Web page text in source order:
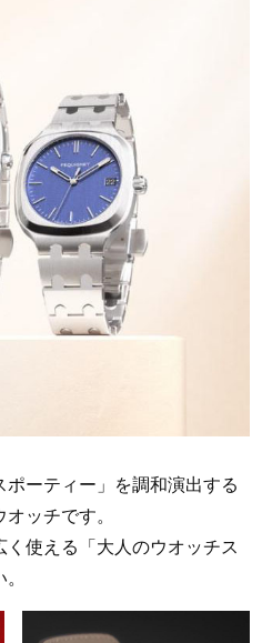
ポーティー」を調和演出する
ッチです。
使える「大人のウオッチス